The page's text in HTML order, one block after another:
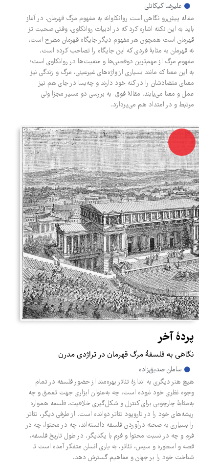
علیرضا کیکانلی
مقاله پیشِ‌رو نگاهی است روانکاوانه به مفهوم مرگ قهرمان. در آغاز
باید به این نکته اشاره کرد که در ادبیات روانکاوی، وقتی صحبت تز
قهرمان است همچون هر مفهوم دیگر جایگاه قهرمان مطرح است،
نه قهرمان به مثابۀ فردی که این جایگاه را تصاحب کرده است.
مفهوم مرگ از مهم‌ترین دوقطبی‌ها و منفیت‌ها در روانکاوی است؛
به این معنا که مانند بسیاری از واژه‌های غیرعینی، مرگ و زندگی نیز
معنای متضادشان را در کنه خود دارند و چه‌بسا در جای هم نیز
عمل و معنا می‌یابند. مقالۀ فوق به بررسی دو مسیر مجزا ولی
مرتبط و در امتداد هم می‌پردازد.
پردۀ آخر
نگاهی به فلسفۀ مرگ قهرمان در تراژدی مدرن
سامان صدیق‌زاده
هیچ هنر دیگری به اندازۀ تئاتر بهره‌مند از حضور فلسفه در تمام
وجوه نظری خود نبوده است، چه به‌عنوان ابزاری جهت تعمق و چه
به‌مثابۀ چارچوبی برای کنترل و شکل‌گیری خلاقیت، فلسفه همواره
ریشه‌های خود را در تاروپود تئاتر دوانده است. از طرفی دیگر، تئاتر
را بسیاری به صحنه درآوردن فلسفه دانسته‌اند، چه در محتوا، چه در
فرم و چه در نسبت محتوا و فرم با یکدیگر. در طول تاریخ فلسفه،
قصه و اسطوره و سپس، تئاتر، به یاری انسان متفکر آمده است تا
شناخت خود را بر جهان و مفاهیم گسترش دهد.